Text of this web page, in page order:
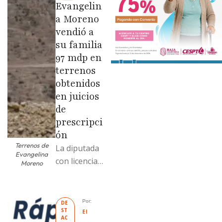
Terrenos de
Evangelina
Moreno
Evangelin
a Moreno
vendió a
su familia
97 mdp en
terrenos
obtenidos
en juicios
de
prescripci
ón
La diputada
con licencia
antecedente
s de
DE
ST
AC
Por:
El